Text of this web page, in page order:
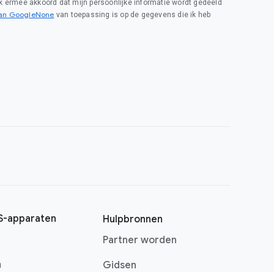
ermee akkoord dat mijn persoonlijke informatie wordt gedeeld
GoogleNone van toepassing is op de gegevens die ik heb
apparaten
Hulpbronnen
Partner worden
Gidsen